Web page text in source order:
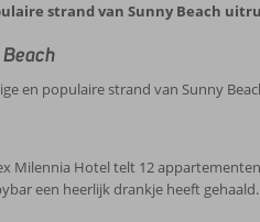
strand van Sunny Beach
en populaire strand van Sunny
Milennia Hotel telt 12
een heerlijk drankje heeft gehaald.